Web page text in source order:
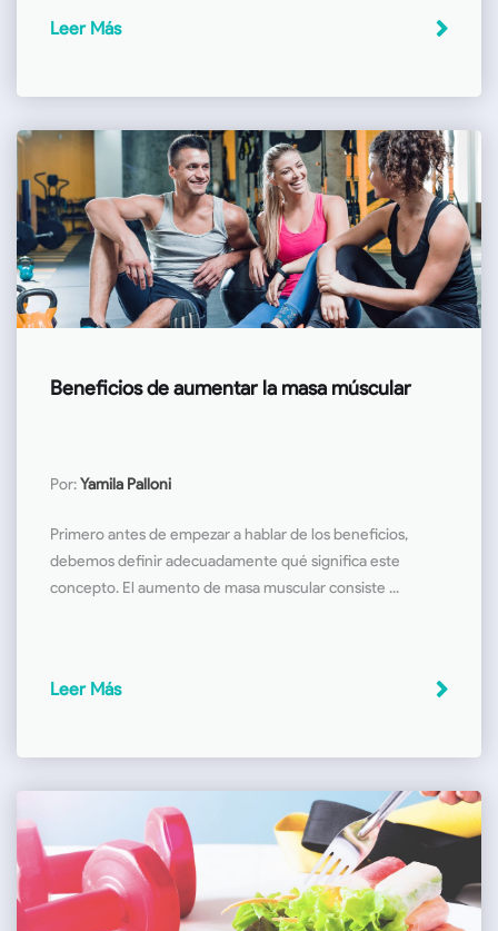
Leer Más
Beneficios de aumentar la masa múscular
Por:Yamila Palloni
Primero antes de empezar a hablar de los beneficios,
debemos definir adecuadamente qué significa este
concepto. El aumento de masa muscular consiste ...
Leer Más